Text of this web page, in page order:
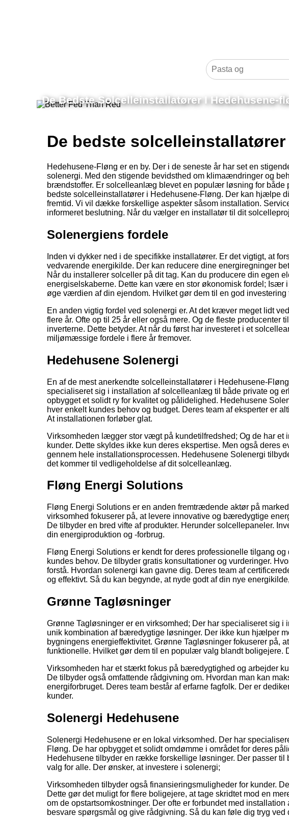
De Bedste Solcelleinstallatører I Hedehusene-
De bedste
Hedehusene-Fløng er en by. Der i de seneste år har set en
solenergi. Med den stigende bevidsthed om klimaændringer og
brændstoffer. Er solcelleanlæg blevet en populær løsning for både
bedste solcelleinstallatører i Hedehusene-Fløng. Der kan hjælpe
fremtid. Vi vil dække forskellige aspekter såsom installation.
informeret beslutning. Når du vælger en installatør til dit
Solenergiens fordele
Inden vi dykker ned i de specifikke installatører. Er det vigtigt, at
vedvarende energikilde. Der kan reducere dine energiregninger
Når du installerer solceller på dit tag. Kan du producere din egen
energiselskaberne. Dette kan være en stor økonomisk fordel; Især
øge værdien af din ejendom. Hvilket gør dem til en god investering
En anden vigtig fordel ved solenergi er. At det kræver meget lidt
flere år. Ofte op til 25 år eller også mere. Og de fleste producenter
inverterne. Dette betyder. At når du først har investeret i et
miljømæssige fordele i flere år fremover.
Hedehusene Solenergi
En af de mest anerkendte solcelleinstallatører i Hedehusene-
specialiseret sig i installation af solcelleanlæg til både private og
opbygget et solidt ry for kvalitet og pålidelighed. Hedehusene
hver enkelt kundes behov og budget. Deres team af eksperter er
At installationen forløber glat.
Virksomheden lægger stor vægt på kundetilfredshed; Og de har et
kunder. Dette skyldes ikke kun deres ekspertise. Men også deres
gennem hele installationsprocessen. Hedehusene Solenergi
det kommer til vedligeholdelse af dit solcelleanlæg.
Fløng Energi Solutions
Fløng Energi Solutions er en anden fremtrædende aktør på
virksomhed fokuserer på, at levere innovative og bæredygtige
De tilbyder en bred vifte af produkter. Herunder solcellepaneler.
din energiproduktion og -forbrug.
Fløng Energi Solutions er kendt for deres professionelle tilgang
kundes behov. De tilbyder gratis konsultationer og vurderinger.
forstå. Hvordan solenergi kan gavne dig. Deres team af
og effektivt. Så du kan begynde, at nyde godt af din nye
Grønne Tagløsninger
Grønne Tagløsninger er en virksomhed; Der har specialiseret sig
unik kombination af bæredygtige løsninger. Der ikke kun hjælper
bygningens energieffektivitet. Grønne Tagløsninger fokuserer på,
funktionelle. Hvilket gør dem til en populær valg blandt boligejere.
Virksomheden har et stærkt fokus på bæredygtighed og arbejder
De tilbyder også omfattende rådgivning om. Hvordan man kan
energiforbruget. Deres team består af erfarne fagfolk. Der er
kunder.
Solenergi Hedehusene
Solenergi Hedehusene er en lokal virksomhed. Der har
Fløng. De har opbygget et solidt omdømme i området for deres
Hedehusene tilbyder en række forskellige løsninger. Der passer til
valg for alle. Der ønsker, at investere i solenergi;
Virksomheden tilbyder også finansieringsmuligheder for kunder.
Dette gør det muligt for flere boligejere, at tage skridtet mod en
om de opstartsomkostninger. Der ofte er forbundet med
besvare spørgsmål og give rådgivning. Så du kan føle dig tryg ved